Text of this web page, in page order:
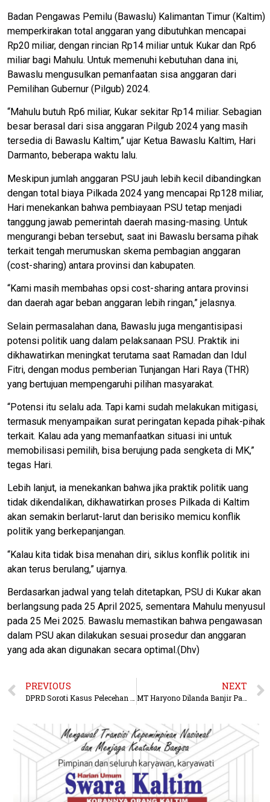
Badan Pengawas Pemilu (Bawaslu) Kalimantan Timur (Kaltim)
memperkirakan total anggaran yang dibutuhkan mencapai
Rp20 miliar, dengan rincian Rp14 miliar untuk Kukar dan Rp6
miliar bagi Mahulu. Untuk memenuhi kebutuhan dana ini,
Bawaslu mengusulkan pemanfaatan sisa anggaran dari
Pemilihan Gubernur (Pilgub) 2024.
“Mahulu butuh Rp6 miliar, Kukar sekitar Rp14 miliar. Sebagian
besar berasal dari sisa anggaran Pilgub 2024 yang masih
tersedia di Bawaslu Kaltim,” ujar Ketua Bawaslu Kaltim, Hari
Darmanto, beberapa waktu lalu.
Meskipun jumlah anggaran PSU jauh lebih kecil dibandingkan
dengan total biaya Pilkada 2024 yang mencapai Rp128 miliar,
Hari menekankan bahwa pembiayaan PSU tetap menjadi
tanggung jawab pemerintah daerah masing-masing. Untuk
mengurangi beban tersebut, saat ini Bawaslu bersama pihak
terkait tengah merumuskan skema pembagian anggaran
(cost-sharing) antara provinsi dan kabupaten.
“Kami masih membahas opsi cost-sharing antara provinsi
dan daerah agar beban anggaran lebih ringan,” jelasnya.
Selain permasalahan dana, Bawaslu juga mengantisipasi
potensi politik uang dalam pelaksanaan PSU. Praktik ini
dikhawatirkan meningkat terutama saat Ramadan dan Idul
Fitri, dengan modus pemberian Tunjangan Hari Raya (THR)
yang bertujuan mempengaruhi pilihan masyarakat.
“Potensi itu selalu ada. Tapi kami sudah melakukan mitigasi,
termasuk menyampaikan surat peringatan kepada pihak-pihak
terkait. Kalau ada yang memanfaatkan situasi ini untuk
memobilisasi pemilih, bisa berujung pada sengketa di MK,”
tegas Hari.
Lebih lanjut, ia menekankan bahwa jika praktik politik uang
tidak dikendalikan, dikhawatirkan proses Pilkada di Kaltim
akan semakin berlarut-larut dan berisiko memicu konflik
politik yang berkepanjangan.
“Kalau kita tidak bisa menahan diri, siklus konflik politik ini
akan terus berulang,” ujarnya.
Berdasarkan jadwal yang telah ditetapkan, PSU di Kukar akan
berlangsung pada 25 April 2025, sementara Mahulu menyusul
pada 25 Mei 2025. Bawaslu memastikan bahwa pengawasan
dalam PSU akan dilakukan sesuai prosedur dan anggaran
yang ada akan digunakan secara optimal.(Dhv)
PREVIOUS
DPRD Soroti Kasus Pelecehan Seksual Terhadap Anak
NEXT
MT Haryono Dilanda Banjir Parah, DPRD Akan Melakukan Sidak ke Pengembang